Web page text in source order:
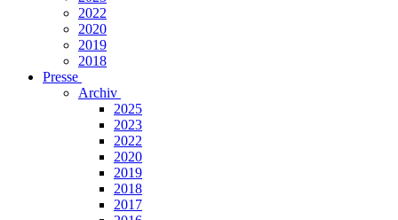
2022
2020
2019
2018
Presse
Archiv
2025
2023
2022
2020
2019
2018
2017